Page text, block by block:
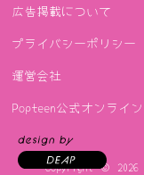
広告掲載について
プライバシーポリシー
運営会社
Popteen公式オンライ
Copyright © 2026